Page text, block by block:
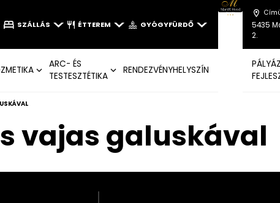
SZÁLLÁS ÉTTEREM GYÓGYFÜRDŐ
ARC- ÉS
TESTESZTÉTIKA
RENDEZVÉNYHELYSZÍN
5435
2.
vajas galuskával